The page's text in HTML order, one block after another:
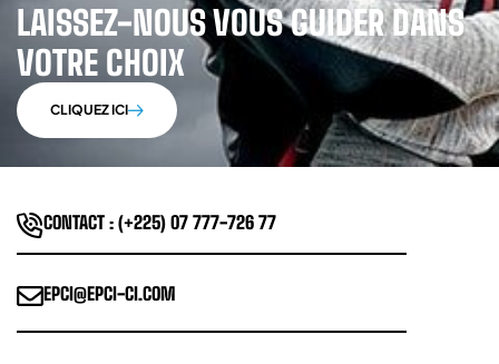
LAISSEZ-NOUS VOUS GUIDER DANS
VOTRE CHOIX
CLIQUEZ ICI
CONTACT : (+225) 07 777-726 77
EPCI@EPCI-CI.COM